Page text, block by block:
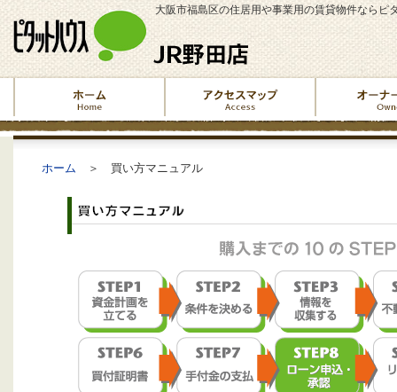
大阪市福島区の住居用や事業用の賃貸物件ならピ
ホーム ＞ 買い方マニュアル